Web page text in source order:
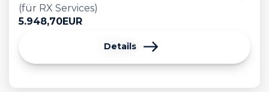
(für RX Services)
5.948,70EUR
Details